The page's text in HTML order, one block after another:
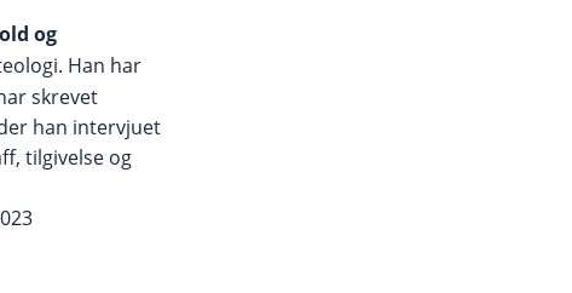
og
Han har
skrevet
han intervjuet
tilgivelse og